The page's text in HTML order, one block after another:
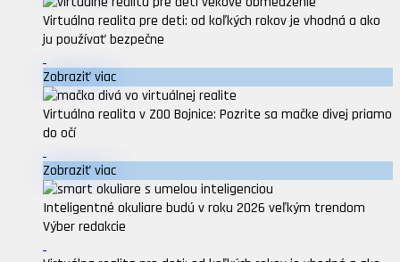
Virtuálna realita pre deti: od koľkých rokov je vhodná a ako
ju používať bezpečne
Zobraziť viac
Virtuálna realita v ZOO Bojnice: Pozrite sa mačke divej priamo
do očí
Zobraziť viac
Inteligentné okuliare budú v roku 2026 veľkým trendom
Výber redakcie